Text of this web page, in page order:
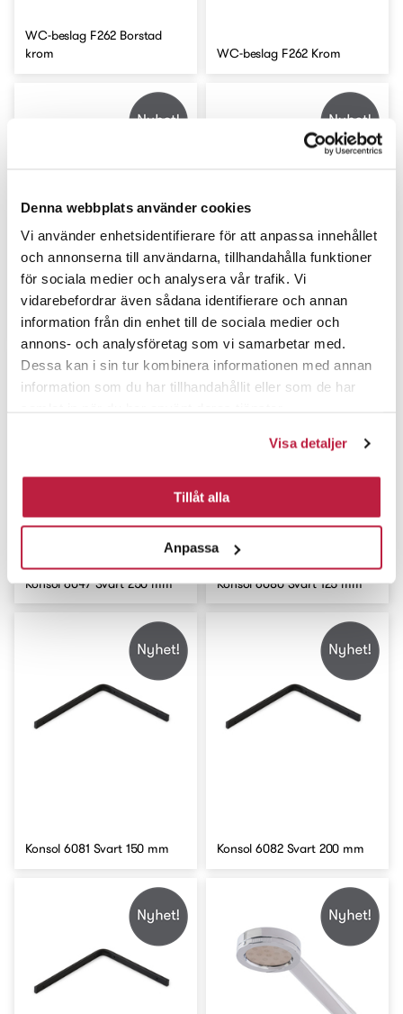
Denna webbplats använder cookies
Vi använder enhetsidentifierare för att anpassa innehållet
och annonserna till användarna, tillhandahålla funktioner
för sociala medier och analysera vår trafik. Vi
vidarebefordrar även sådana identifierare och annan
information från din enhet till de sociala medier och
annons- och analysföretag som vi samarbetar med.
Dessa kan i sin tur kombinera informationen med annan
information som du har tillhandahållit eller som de har
Visa detaljer
Tillåt alla
Anpassa
WC-beslag F262 Borstad
krom
WC-beslag F262 Krom
Konsol 6045 Svart 150 mm Konsol 6046 Svart 200 mm
Konsol 6047 Svart 250 mm Konsol 6080 Svart 125 mm
Konsol 6081 Svart 150 mm Konsol 6082 Svart 200 mm